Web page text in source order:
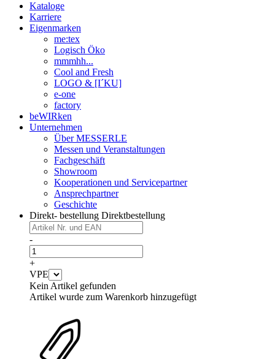
Kataloge
Karriere
Eigenmarken
me:tex
Logisch Öko
mmmhh...
Cool and Fresh
LOGO & [I´KU]
e-one
factory
beWIRken
Unternehmen
Über MESSERLE
Messen und Veranstaltungen
Fachgeschäft
Showroom
Kooperationen und Servicepartner
Ansprechpartner
Geschichte
Direkt- bestellung Direktbestellung
-
+
VPE
Kein Artikel gefunden
Artikel wurde zum Warenkorb hinzugefügt